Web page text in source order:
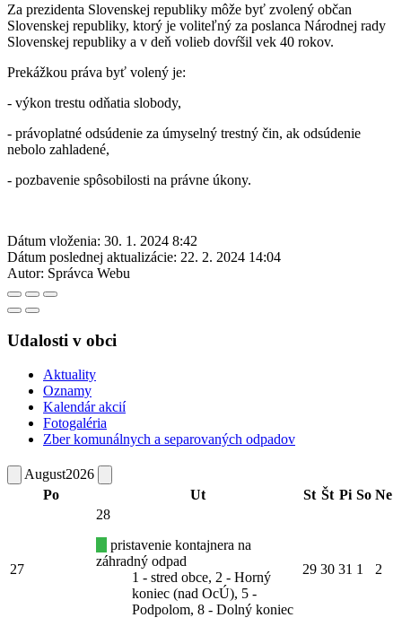
Za prezidenta Slovenskej republiky môže byť zvolený občan
Slovenskej republiky, ktorý je voliteľný za poslanca Národnej rady
Slovenskej republiky a v deň volieb dovŕšil vek 40 rokov.
Prekážkou práva byť volený je:
- výkon trestu odňatia slobody,
- právoplatné odsúdenie za úmyselný trestný čin, ak odsúdenie
nebolo zahladené,
- pozbavenie spôsobilosti na právne úkony.
Dátum vloženia: 30. 1. 2024 8:42
Dátum poslednej aktualizácie: 22. 2. 2024 14:04
Autor: Správca Webu
Udalosti v obci
Aktuality
Oznamy
Kalendár akcií
Fotogaléria
Zber komunálnych a separovaných odpadov
August2026
Po
Ut St Št Pi So Ne
27
28
pristavenie kontajnera na
záhradný odpad
1 - stred obce, 2 - Horný
koniec (nad OcÚ), 5 -
Podpolom, 8 - Dolný koniec
29 30 31 1 2